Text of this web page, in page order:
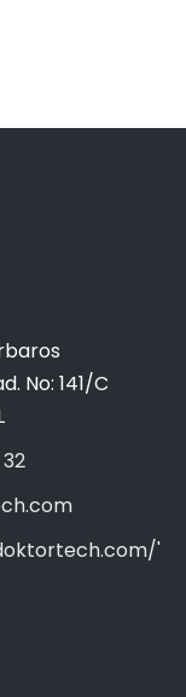
No: 141/C
'